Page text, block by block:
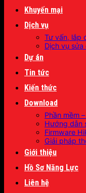
Khuyến mại
Dịch vụ
Tư vấn, lắp
Dịch vụ
Dự án
Tin tức
Kiến thức
Download
Phần mềm
Hướng dẫn
Firmware
Giải pháp
Giới thiệu
Hồ Sơ Năng Lực
Liên hệ